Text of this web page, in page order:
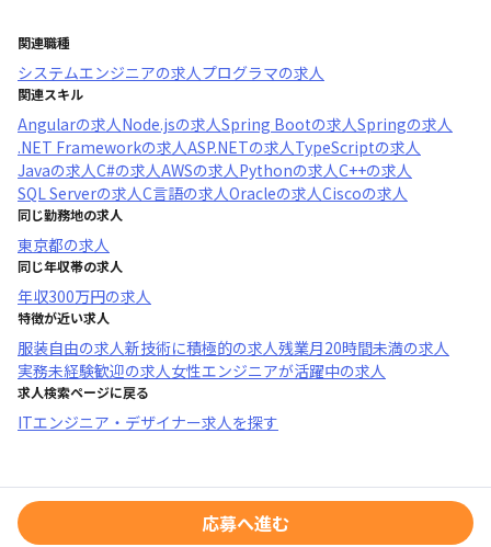
関連職種
システムエンジニアの求人プログラマの求人
関連スキル
Angularの求人Node.jsの求人Spring Bootの求人Springの求人
.NET Frameworkの求人ASP.NETの求人TypeScriptの求人
Javaの求人C#の求人AWSの求人Pythonの求人C++の求人
SQL Serverの求人C言語の求人Oracleの求人Ciscoの求人
同じ勤務地の求人
東京都の求人
同じ年収帯の求人
年収300万円の求人
特徴が近い求人
服装自由の求人新技術に積極的の求人残業月20時間未満の求人
実務未経験歓迎の求人女性エンジニアが活躍中の求人
求人検索ページに戻る
ITエンジニア・デザイナー求人を探す
応募へ進む